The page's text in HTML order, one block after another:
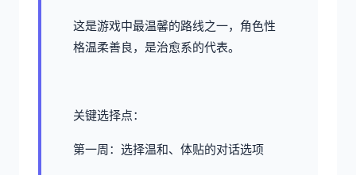
这是游戏中最温馨的路线之一，角色性
格温柔善良，是治愈系的代表。
关键选择点：
第一周：选择温和、体贴的对话选项